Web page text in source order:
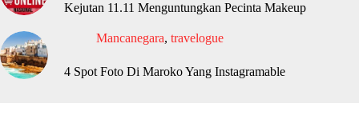
Kejutan 11.11 Menguntungkan Pecinta Makeup
Mancanegara, travelogue
4 Spot Foto Di Maroko Yang Instagramable